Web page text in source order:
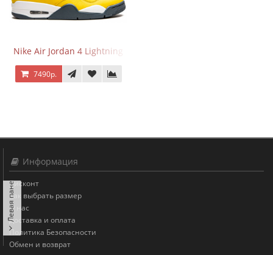
Nike Air Jordan 4 Lightning
7490р.
Информация
Дисконт
Как выбрать размер
О нас
Доставка и оплата
Политика Безопасности
Обмен и возврат
Левая панель